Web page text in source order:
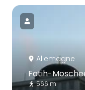
Allemagne
Fatih-
566 m